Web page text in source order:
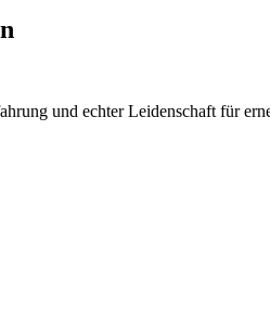
und echter Leidenschaft für